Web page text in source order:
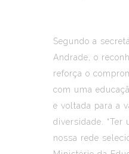
Segundo a
Andrade, o
reforça o
com uma
e voltada para a
diversidade. “Ter
nossa rede